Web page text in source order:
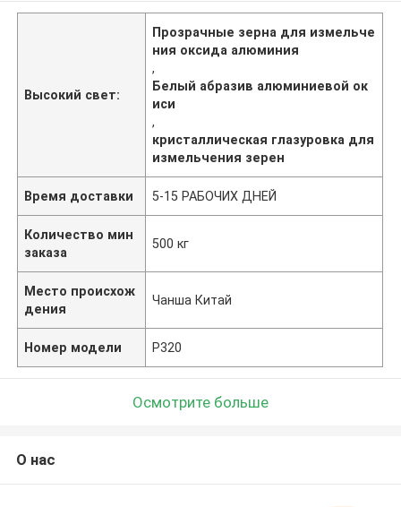
Высокий свет:
Прозрачные зерна для измельче
ния оксида алюминия
,
Белый абразив алюминиевой ок
иси
,
кристаллическая глазуровка для
измельчения зерен
Время доставки 5-15 РАБОЧИХ ДНЕЙ
Количество мин
заказа
500 кг
Место происхож
дения
Чанша Китай
Номер модели P320
Осмотрите больше
О нас